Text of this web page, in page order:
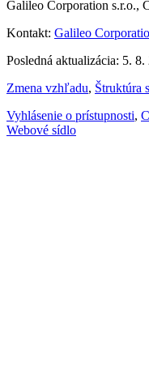
Galileo Corporation s.r.o.,
Kontakt: Galileo
Posledná aktualizácia: 5. 8.
Zmena vzhľadu, Štruktúra
Vyhlásenie o prístupnosti,
Webové sídlo